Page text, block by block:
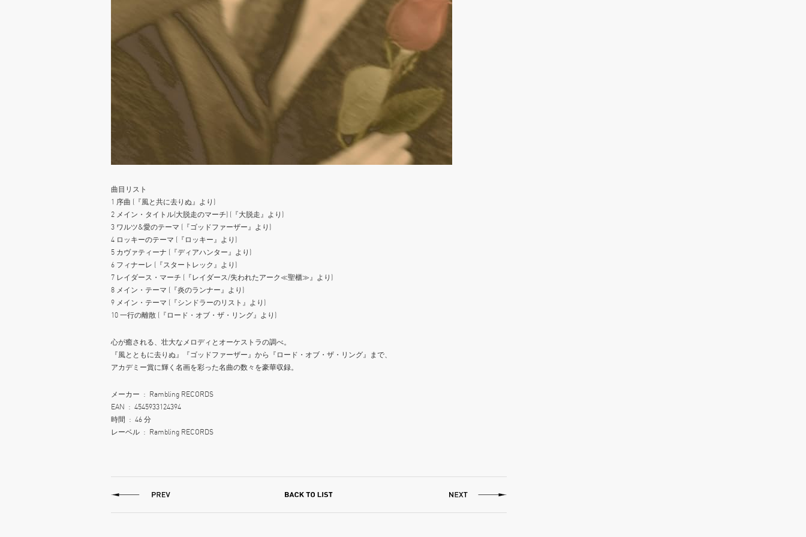
曲目リスト
1 序曲 (『風と共に去りぬ』より)
2 メイン・タイトル(大脱走のマーチ) (『大脱走』より)
3 ワルツ&愛のテーマ (『ゴッドファーザー』より)
4 ロッキーのテーマ (『ロッキー』より)
5 カヴァティーナ (『ディアハンター』より)
6 フィナーレ (『スタートレック』より)
7 レイダース・マーチ (『レイダース/失われたアーク≪聖櫃≫』より)
8 メイン・テーマ (『炎のランナー』より)
9 メイン・テーマ (『シンドラーのリスト』より)
10 一行の離散 (『ロード・オブ・ザ・リング』より)
心が癒される、壮大なメロディとオーケストラの調べ。
『風とともに去りぬ』『ゴッドファーザー』から『ロード・オブ・ザ・リング』まで、
アカデミー賞に輝く名画を彩った名曲の数々を豪華収録。
メーカー ‏ : ‎ Rambling RECORDS
EAN ‏ : ‎ 4545933124394
時間 ‏ : ‎ 46 分
レーベル ‏ : ‎ Rambling RECORDS